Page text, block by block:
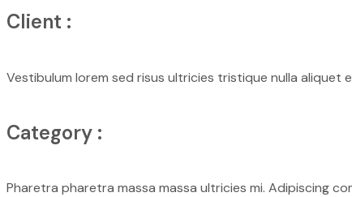
Client :
Vestibulum lorem sed risus ultricies tristique nulla
Category :
Pharetra pharetra massa massa ultricies mi. Adipiscing